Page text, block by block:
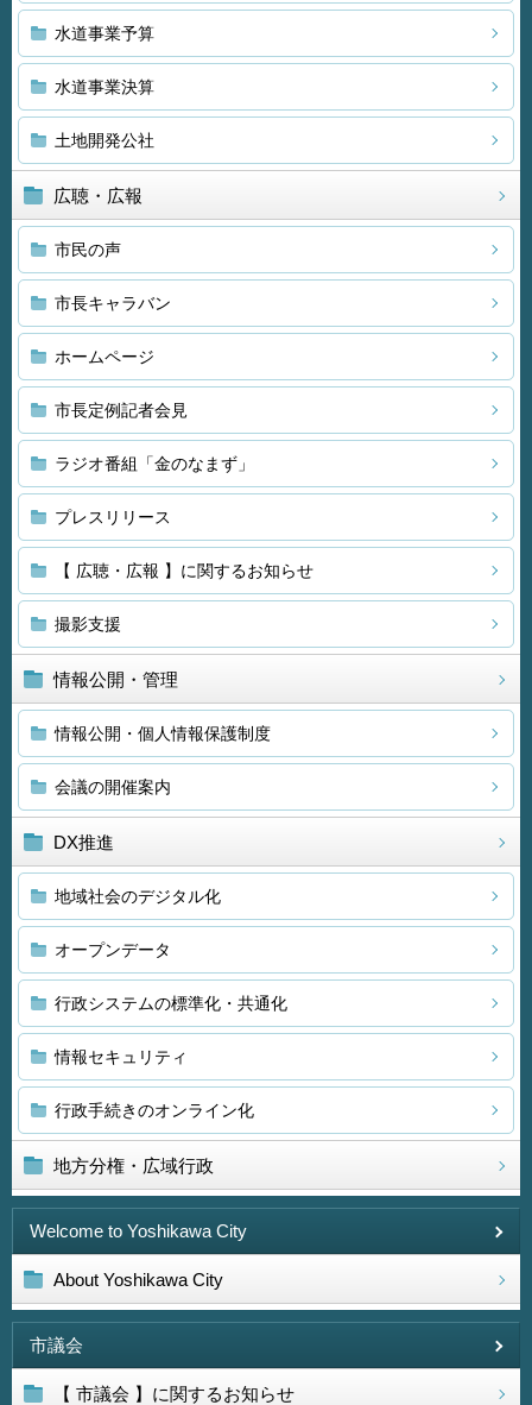
水道事業予算
水道事業決算
土地開発公社
広聴・広報
市民の声
市長キャラバン
ホームページ
市長定例記者会見
ラジオ番組「金のなまず」
プレスリリース
【 広聴・広報 】に関するお知らせ
撮影支援
情報公開・管理
情報公開・個人情報保護制度
会議の開催案内
DX推進
地域社会のデジタル化
オープンデータ
行政システムの標準化・共通化
情報セキュリティ
行政手続きのオンライン化
地方分権・広域行政
Welcome to Yoshikawa City
About Yoshikawa City
市議会
【 市議会 】に関するお知らせ